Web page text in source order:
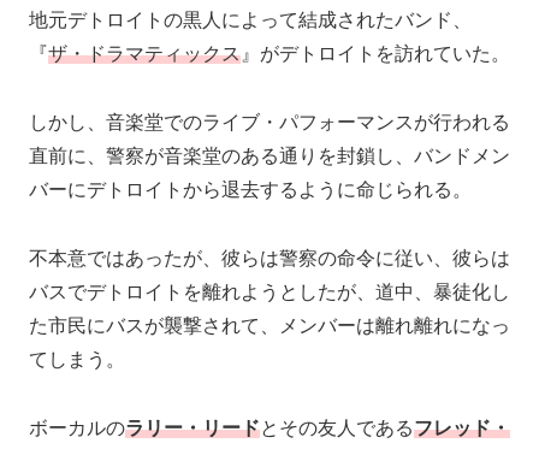
地元デトロイトの黒人によって結成されたバンド、
『ザ・ドラマティックス 』がデトロイトを訪れていた。
しかし、音楽堂でのライブ・パフォーマンスが行われる
直前に、警察が音楽堂のある通りを封鎖し、バンドメン
バーにデトロイトから退去するように命じられる。
不本意ではあったが、彼らは警察の命令に従い、彼らは
バスでデトロイトを離れようとしたが、道中、暴徒化し
た市民にバスが襲撃されて、メンバーは離れ離れになっ
てしまう。
ボーカルのラリー・リードとその友人であるフレッド・